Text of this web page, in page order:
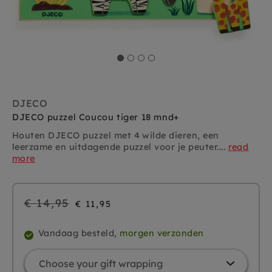
DJECO
DJECO puzzel Coucou tiger 18 mnd+
Houten DJECO puzzel met 4 wilde dieren, een
leerzame en uitdagende puzzel voor je peuter.... read
more
Regular
€ 14,95 € 11,95
Vandaag besteld, morgen verzonden